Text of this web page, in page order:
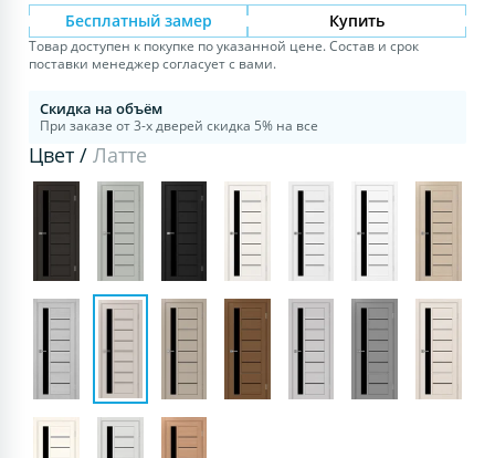
Бесплатный замер Купить
Товар доступен к покупке по указанной цене. Состав и срок
поставки менеджер согласует с вами.
Скидка на объём
При заказе от 3-х дверей скидка 5% на все
Цвет /Латте